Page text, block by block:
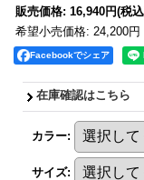
販売価格: 16,940円(税
希望小売価格: 24,200円
Facebookでシェア
在庫確認はこちら
カラー:
サイズ: